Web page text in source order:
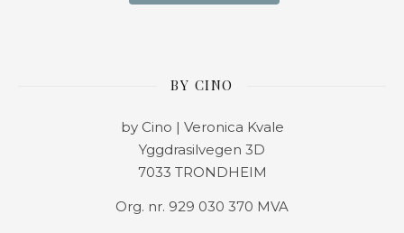
BY CINO
by Cino | Veronica Kvale
Yggdrasilvegen 3D
7033 TRONDHEIM
Org. nr. 929 030 370 MVA